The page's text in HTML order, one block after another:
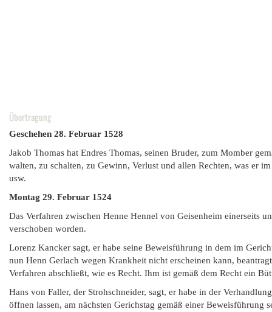
Übertragung
Geschehen 28. Februar 1528
Jakob Thomas hat Endres Thomas, seinen Bruder, zum Momber
walten, zu schalten, zu Gewinn, Verlust und allen Rechten, was er
usw.
Montag 29. Februar 1524
Das Verfahren zwischen Henne Hennel von Geisenheim einerseits
verschoben worden.
Lorenz Kancker sagt, er habe seine Beweisführung in dem im
nun Henn Gerlach wegen Krankheit nicht erscheinen kann,
Verfahren abschließt, wie es Recht. Ihm ist gemäß dem Recht ein
Hans von Faller, der Strohschneider, sagt, er habe in der
öffnen lassen, am nächsten Gerichstag gemäß einer